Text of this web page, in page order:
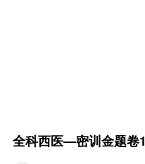
全科西医—密训金题卷1